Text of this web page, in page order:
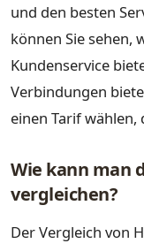
und den besten
können Sie sehen,
Kundenservice
Verbindungen
einen Tarif
Wie kann man
vergleichen?
Der Vergleich von